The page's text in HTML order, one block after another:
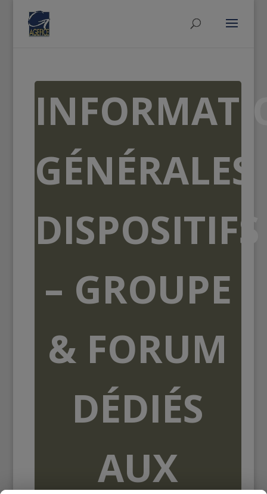
GÉNÉRALES
DISPOSITIFS
– GROUPE
& FORUM
DÉDIÉS
AUX